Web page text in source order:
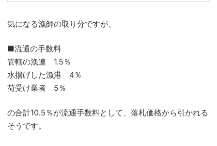
気になる漁師の取り分ですが、
■流通の手数料
管轄の漁連 1.5％
水揚げした漁港 4％
荷受け業者 5％
の合計10.5％が流通手数料として、落札価格から引かれる
そうです。